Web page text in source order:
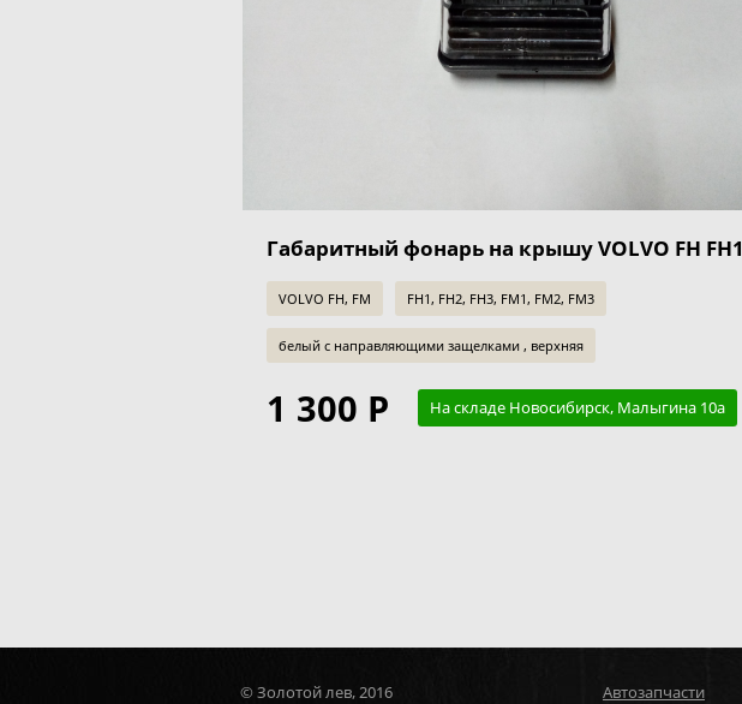
Габаритный фонарь на крышу VOLVO FH FH1
VOLVO FH, FM FH1, FH2, FH3, FM1, FM2, FM3
белый с направляющими защелками , верхняя
1 300 Р На складе Новосибирск, Малыгина 10а
© Золотой лев, 2016 Автозапчасти